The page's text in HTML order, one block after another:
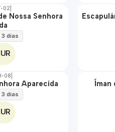
02
Nossa Senhora
3 dias
08
Aparecida
3 dias
🇵🇹Íman